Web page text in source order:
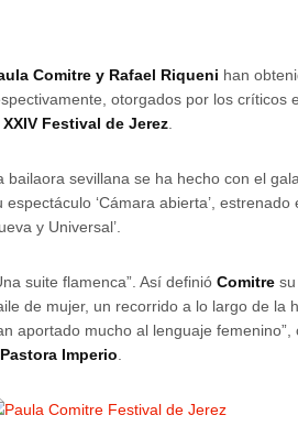
Comitre y Rafael Riqueni han
otorgados por los críticos
XXIV Festival de Jerez
bailaora sevillana se ha hecho con el
espectáculo ‘Cámara abierta’,
y Universal’.
suite flamenca”. Así definióComitre
de mujer, un recorrido a lo largo de la
aportado mucho al lenguaje
Imperio